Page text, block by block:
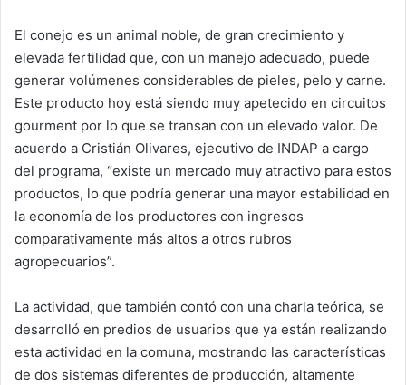
El conejo es un animal noble, de gran crecimiento y
elevada fertilidad que, con un manejo adecuado, puede
generar volúmenes considerables de pieles, pelo y carne.
Este producto hoy está siendo muy apetecido en circuitos
gourment por lo que se transan con un elevado valor. De
acuerdo a Cristián Olivares, ejecutivo de INDAP a cargo
del programa, “existe un mercado muy atractivo para estos
productos, lo que podría generar una mayor estabilidad en
la economía de los productores con ingresos
comparativamente más altos a otros rubros
agropecuarios”.
La actividad, que también contó con una charla teórica, se
desarrolló en predios de usuarios que ya están realizando
esta actividad en la comuna, mostrando las características
de dos sistemas diferentes de producción, altamente